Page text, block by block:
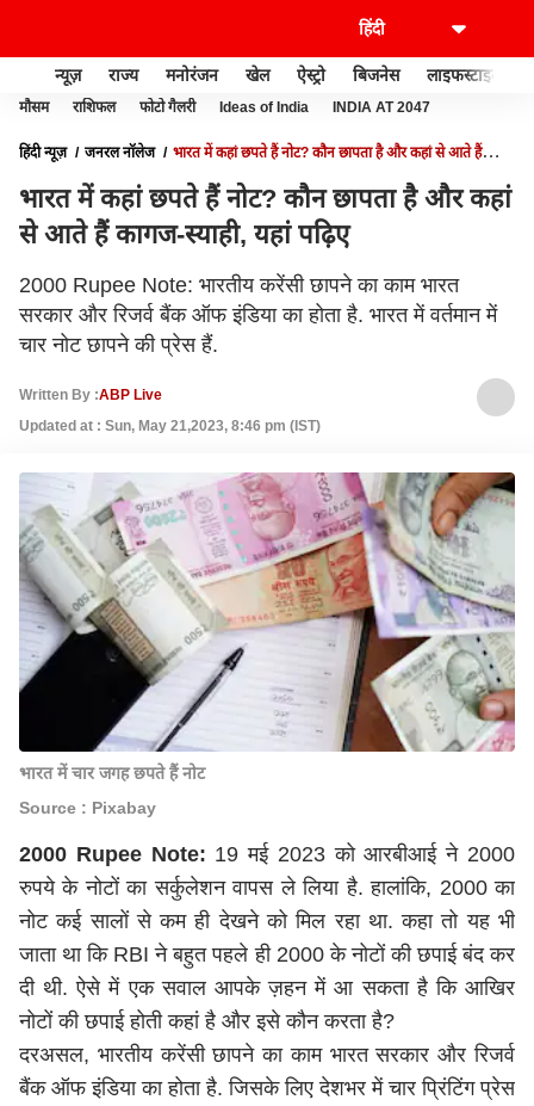
न्यूज़ राज्य मनोरंजन खेल ऐस्ट्रो बिजनेस लाइफस्टाइल
मौसम राशिफल फोटो गैलरी Ideas of India INDIA AT 2047
हिंदी न्यूज़ जनरल नॉलेज
भारत में कहां छपते हैं नोट? कौन छापता है और कहां से आते हैं
भारत में कहां छपते हैं नोट? कौन छापता है और कहां
से आते हैं कागज-स्याही, यहां पढ़िए
2000 Rupee Note: भारतीय करेंसी छापने का काम भारत
सरकार और रिजर्व बैंक ऑफ इंडिया का होता है. भारत में वर्तमान में
चार नोट छापने की प्रेस हैं.
Written By :ABP Live
Updated at : Sun, May 21,2023, 8:46 pm (IST)
भारत में चार जगह छपते हैं नोट
Source : Pixabay
2000 Rupee Note: 19 मई 2023 को आरबीआई ने 2000
रुपये के नोटों का सर्कुलेशन वापस ले लिया है. हालांकि, 2000 का
नोट कई सालों से कम ही देखने को मिल रहा था. कहा तो यह भी
जाता था कि RBI ने बहुत पहले ही 2000 के नोटों की छपाई बंद कर
दी थी. ऐसे में एक सवाल आपके ज़हन में आ सकता है कि आखिर
नोटों की छपाई होती कहां है और इसे कौन करता है?
दरअसल, भारतीय करेंसी छापने का काम भारत सरकार और रिजर्व
बैंक ऑफ इंडिया का होता है. जिसके लिए देशभर में चार प्रिंटिंग प्रेस